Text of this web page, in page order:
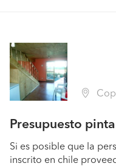
Presupuesto
Si es posible que la
inscrito en chile